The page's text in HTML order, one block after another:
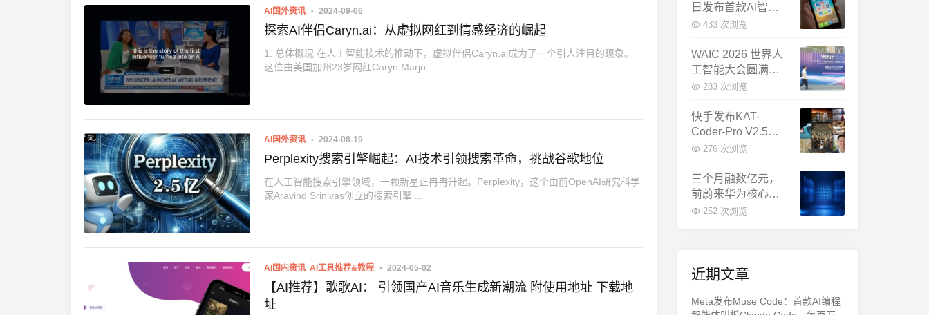
AI国外资讯 2024-09-06
探索AI伴侣Caryn.ai：从虚拟网红到情感经济的崛起
1. 总体概况 在人工智能技术的推动下，虚拟伴侣Caryn.ai成为了一个引人注目的现象。
这位由美国加州23岁网红Caryn Marjo ...
AI国外资讯 2024-08-19
Perplexity搜索引擎崛起：AI技术引领搜索革命，挑战谷歌地位
在人工智能搜索引擎领域，一颗新星正冉冉升起。Perplexity，这个由前OpenAI研究科学
家Aravind Srinivas创立的搜索引擎 ...
AI国内资讯 AI工具推荐&教程 2024-05-02
【AI推荐】歌歌AI： 引领国产AI音乐生成新潮流 附使用地址 下载地
址
日发布首款AI智能
体终端：大模型公
433 次浏览
WAIC 2026 世界人
工智能大会圆满闭
幕：多项重磅成果
球AI合作新中心
283 次浏览
快手发布KAT-
Coder-Pro V2.5：
首个能端到端跑通
编程模型
276 次浏览
三个月融数亿元，
前蔚来华为核心成
员联手创立日冕开
252 次浏览
近期文章
Meta发布Muse Code：首款AI编程